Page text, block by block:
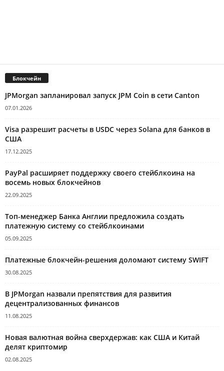
Блокчейн
JPMorgan запланировал запуск JPM Coin в сети Canton
07.01.2026
Visa разрешит расчеты в USDC через Solana для банков в
США
17.12.2025
PayPal расширяет поддержку своего стейблкоина на
восемь новых блокчейнов
22.09.2025
Топ-менеджер Банка Англии предложила создать
платежную систему со стейблкоинами
05.09.2025
Платежные блокчейн-решения доломают систему SWIFT
30.08.2025
В JPMorgan назвали препятствия для развития
децентрализованных финансов
11.08.2025
Новая валютная война сверхдержав: как США и Китай
делят криптомир
02.08.2025